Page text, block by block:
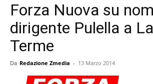
Forza Nuova su
dirigente Pulella a
Terme
Da Redazione Zmedia - 13 Marzo 2014